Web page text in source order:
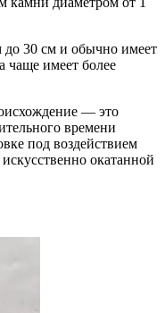
до 30 cм и обычно имеет
чаще имеет более
— это
времени
под воздействием
окатанной